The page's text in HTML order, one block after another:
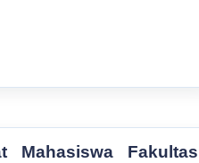
Mahasiswa Fakultas